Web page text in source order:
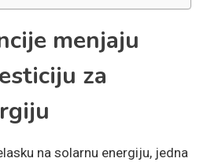
menjaju
za
na solarnu energiju, jedna